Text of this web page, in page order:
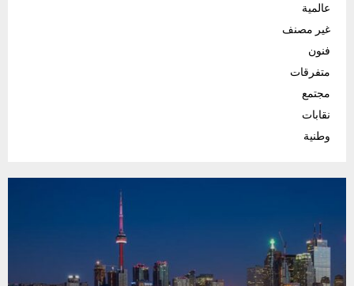
عالمية
غير مصنف
فنون
متفرقات
مجتمع
نقابات
وطنية